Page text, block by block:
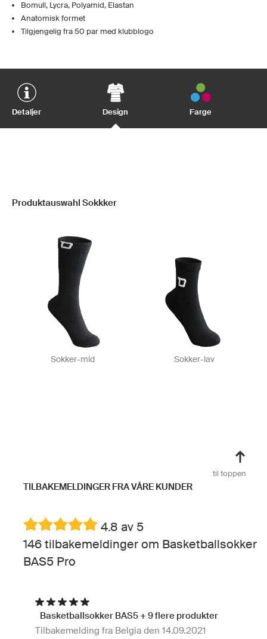
Bomull, Lycra, Polyamid, Elastan
Anatomisk formet
Tilgjengelig fra 50 par med klubblogo
Detaljer Design Farge
Produktauswahl Sokkker
Sokker-mid Sokker-lav
til toppen
TILBAKEMELDINGER FRA VÅRE KUNDER
4.8 av 5
146 tilbakemeldinger om Basketballsokker
BAS5 Pro
Basketballsokker BAS5 + 9 flere produkter
Tilbakemelding fra Belgia den 14.09.2021